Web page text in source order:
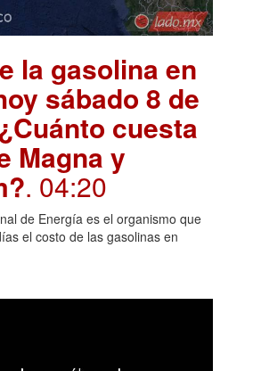
la gasolina en
sábado 8 de
cuesta
Magna y
. 04:20
de Energía es el organismo que
el costo de las gasolinas en